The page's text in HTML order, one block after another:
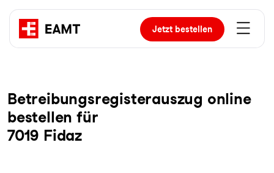
Jetztbestellen
Be­trei­bungs­re­gis­ter­aus­zug online
bestellen für
7019 Fidaz